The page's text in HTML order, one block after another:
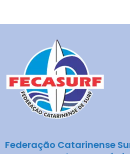
Federação Catarinense